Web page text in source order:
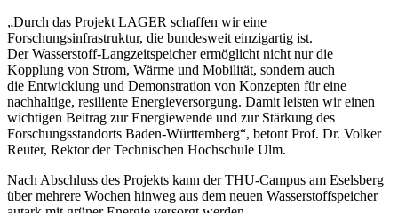
„Durch das Projekt LAGER schaffen wir eine
Forschungsinfrastruktur, die bundesweit einzigartig ist.
Der Wasserstoff-Langzeitspeicher ermöglicht nicht nur die
Kopplung von Strom, Wärme und Mobilität, sondern auch
die Entwicklung und Demonstration von Konzepten für eine
nachhaltige, resiliente Energieversorgung. Damit leisten wir einen
wichtigen Beitrag zur Energiewende und zur Stärkung des
Forschungsstandorts Baden-Württemberg“, betont Prof. Dr. Volker
Reuter, Rektor der Technischen Hochschule Ulm.
Nach Abschluss des Projekts kann der THU-Campus am Eselsberg
über mehrere Wochen hinweg aus dem neuen Wasserstoffspeicher